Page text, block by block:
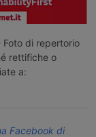
di repertorio
rettifiche o
a:
Facebook di